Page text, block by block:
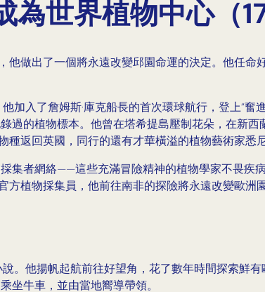
世界植物中心（
他做出了一個將永遠改變邱園命運的決定。他任
入了詹姆斯·庫克船長的首次環球航行，登上“奮
過的植物標本。他曾在塔希提島壓制花朵，在新
返回英國，同行的還有才華橫溢的植物藝術家悉
集者網絡——這些充滿冒險精神的植物學家不畏疾
方植物採集員，他前往南非的探險將永遠改變歐洲園
。他揚帆起航前往好望角，花了數年時間探索鮮
坐牛車，並由當地嚮導帶領。